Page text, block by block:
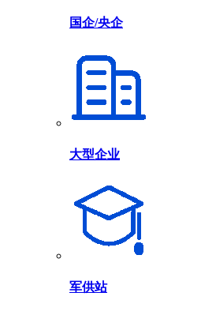
国企/央企
大型企业
军供站